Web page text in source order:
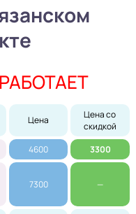
Цена
Цена со
скидкой
4600
3300
7300 —